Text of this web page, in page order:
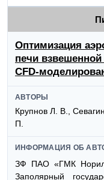
Оптимизация
печи
CFD-
АВТОРЫ
Крупнов Л. В.,
П.
ИНФОРМАЦИЯ ОБ
ЗФ ПАО «ГМК
Заполярный